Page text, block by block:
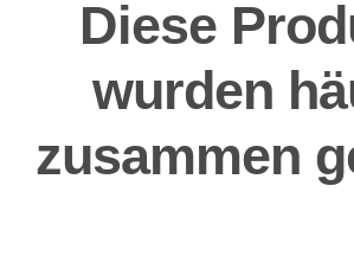
Diese
wurden
zusammen